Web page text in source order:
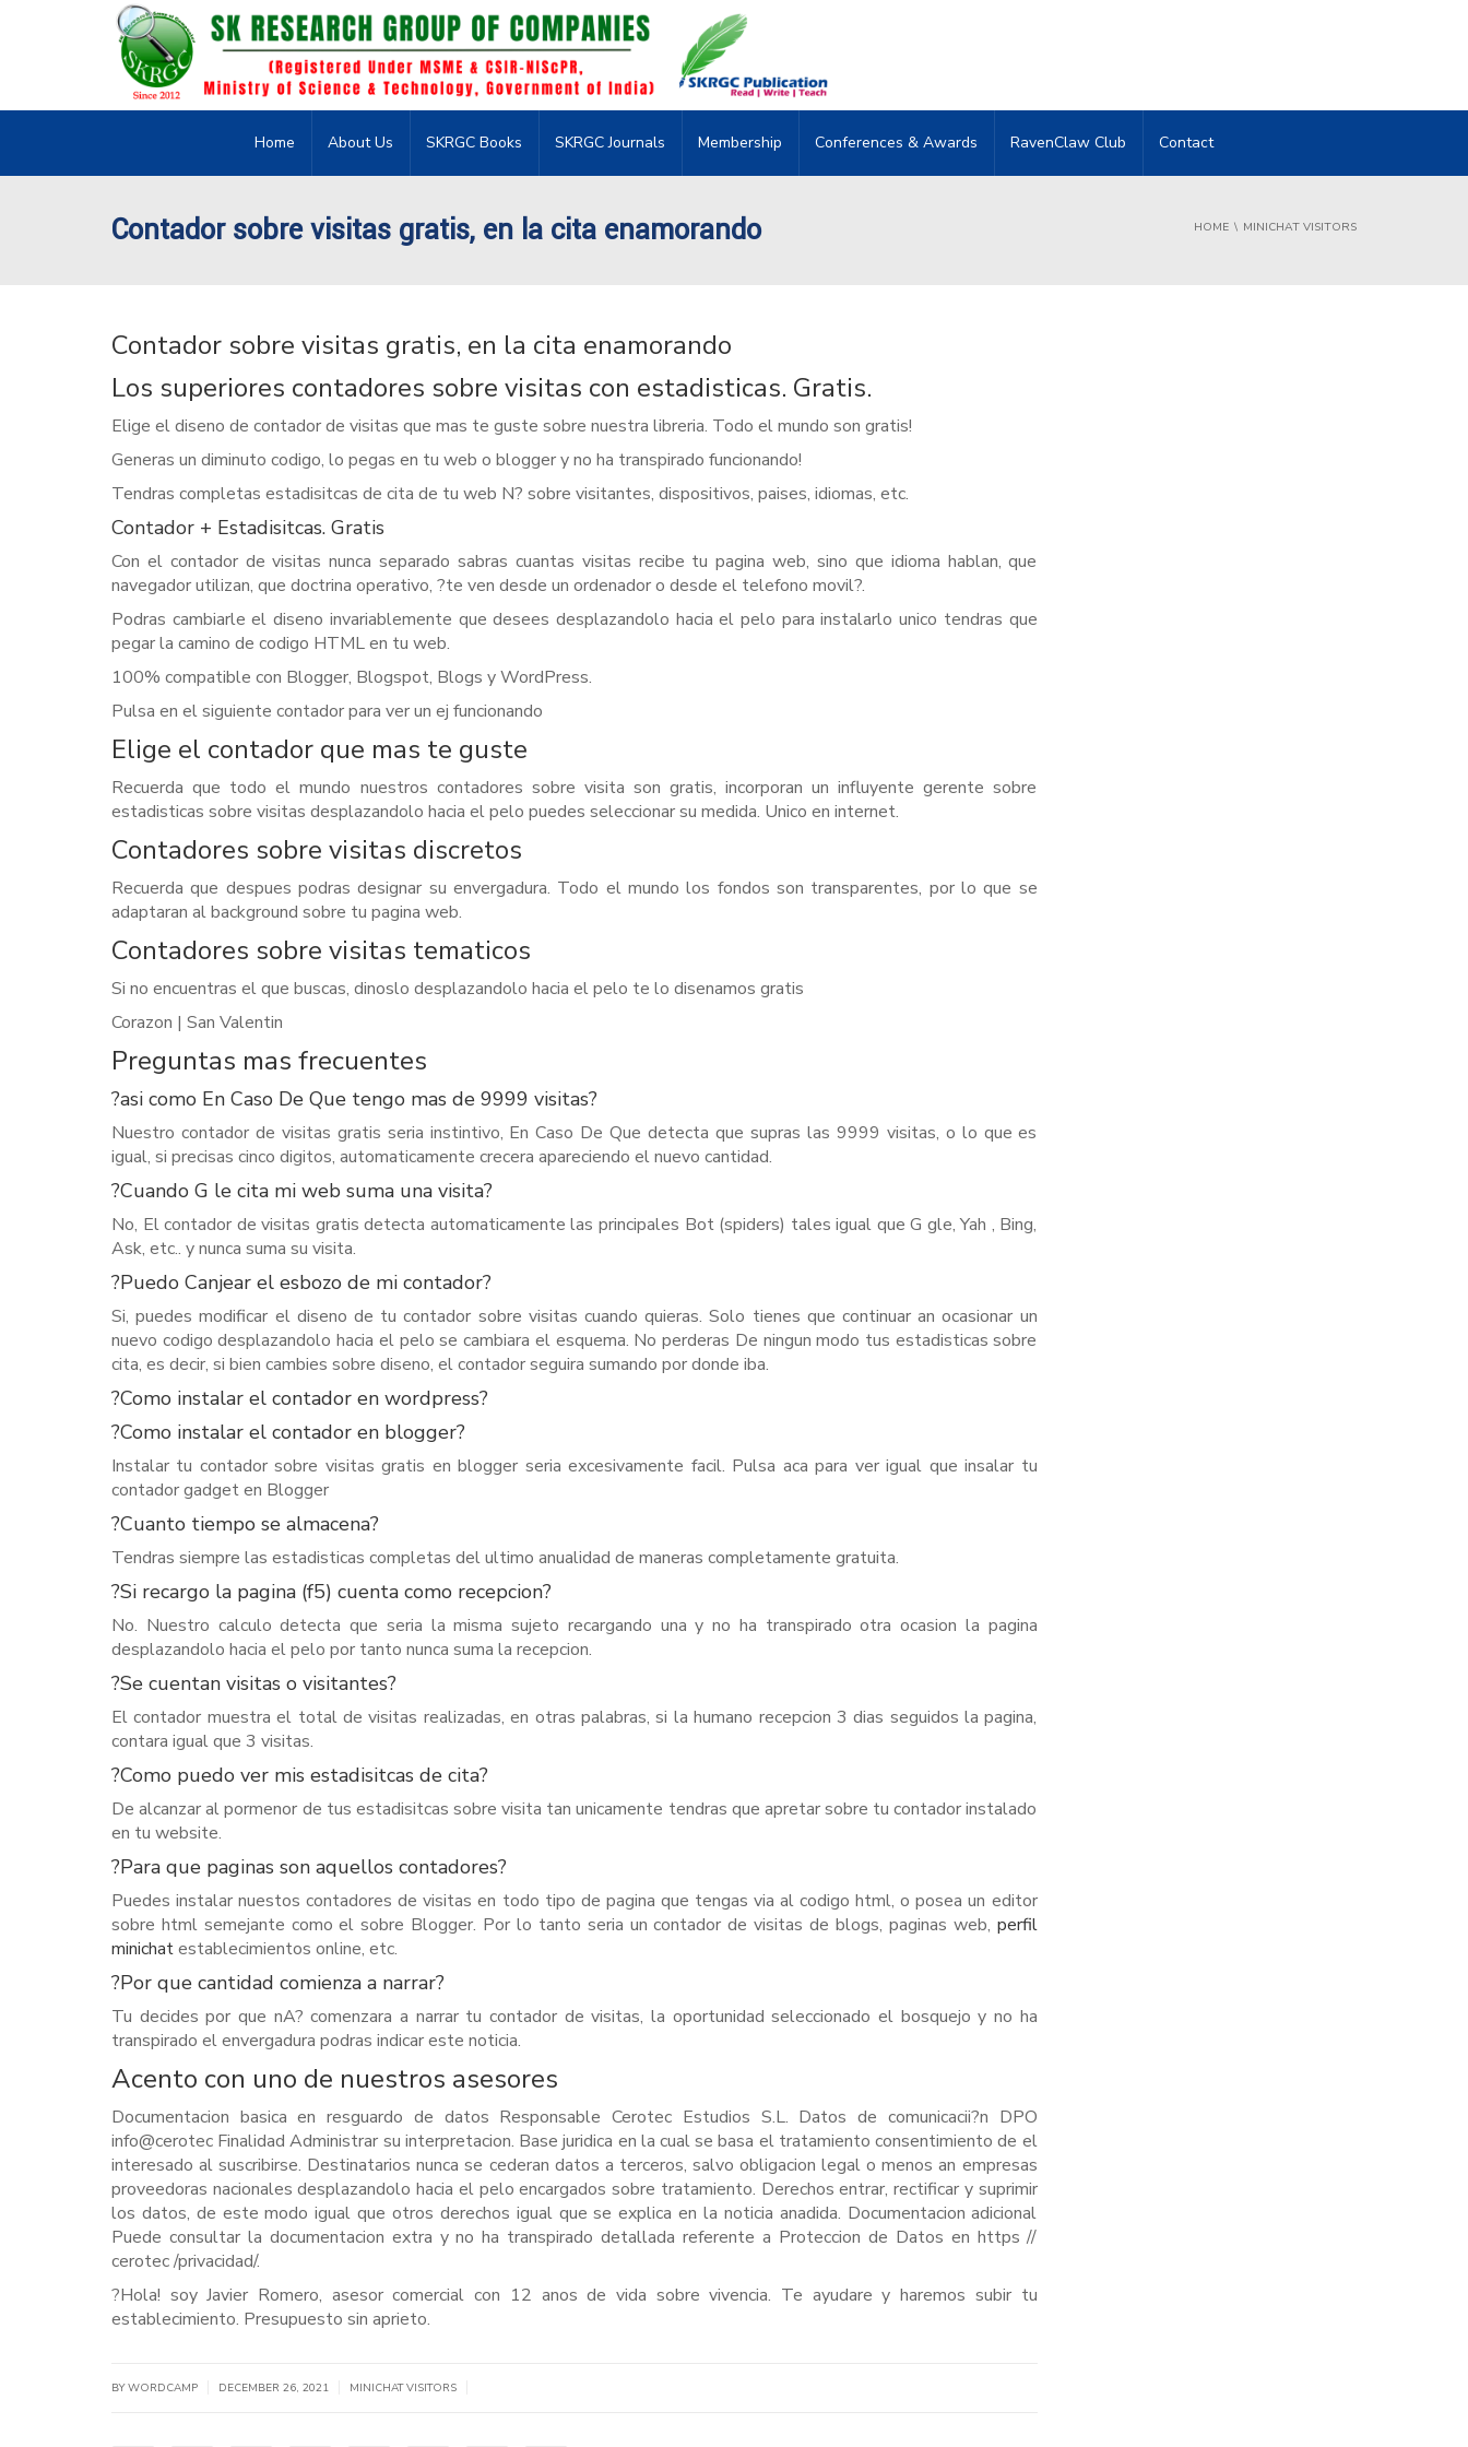
Home About Us SKRGC Books SKRGC Journals Membership Conferences & Awards RavenClaw Club Contact
Contador sobre visitas gratis, en la cita enamorando HOME MINICHAT VISITORS
Contador sobre visitas gratis, en la cita enamorando
Los superiores contadores sobre visitas con estadisticas. Gratis.
Elige el diseno de contador de visitas que mas te guste sobre nuestra libreria. Todo el mundo son gratis!
Generas un diminuto codigo, lo pegas en tu web o blogger y no ha transpirado funcionando!
Tendras completas estadisitcas de cita de tu web N? sobre visitantes, dispositivos, paises, idiomas, etc.
Contador + Estadisitcas. Gratis
Con el contador de visitas nunca separado sabras cuantas visitas recibe tu pagina web, sino que idioma hablan, que
navegador utilizan, que doctrina operativo, ?te ven desde un ordenador o desde el telefono movil?.
Podras cambiarle el diseno invariablemente que desees desplazandolo hacia el pelo para instalarlo unico tendras que
pegar la camino de codigo HTML en tu web.
100% compatible con Blogger, Blogspot, Blogs y WordPress.
Pulsa en el siguiente contador para ver un ej funcionando
Elige el contador que mas te guste
Recuerda que todo el mundo nuestros contadores sobre visita son gratis, incorporan un influyente gerente sobre
estadisticas sobre visitas desplazandolo hacia el pelo puedes seleccionar su medida. Unico en internet.
Contadores sobre visitas discretos
Recuerda que despues podras designar su envergadura. Todo el mundo los fondos son transparentes, por lo que se
adaptaran al background sobre tu pagina web.
Contadores sobre visitas tematicos
Si no encuentras el que buscas, dinoslo desplazandolo hacia el pelo te lo disenamos gratis
Corazon | San Valentin
Preguntas mas frecuentes
?asi­ como En Caso De Que tengo mas de 9999 visitas?
Nuestro contador de visitas gratis seri­a instintivo, En Caso De Que detecta que supras las 9999 visitas, o lo que es
igual, si precisas cinco digitos, automaticamente crecera apareciendo el nuevo cantidad.
?Cuando G le cita mi web suma una visita?
No, El contador de visitas gratis detecta automaticamente las principales Bot (spiders) tales igual que G gle, Yah , Bing,
Ask, etc.. y nunca suma su visita.
?Puedo Canjear el esbozo de mi contador?
Si, puedes modificar el diseno de tu contador sobre visitas cuando quieras. Solo tienes que continuar an ocasionar un
nuevo codigo desplazandolo hacia el pelo se cambiara el esquema. No perderas De ningun modo tus estadisticas sobre
cita, es decir, si bien cambies sobre diseno, el contador seguira sumando por donde iba.
?Como instalar el contador en wordpress?
?Como instalar el contador en blogger?
Instalar tu contador sobre visitas gratis en blogger seri­a excesivamente facil. Pulsa aca para ver igual que insalar tu
contador gadget en Blogger
?Cuanto tiempo se almacena?
Tendras siempre las estadisticas completas del ultimo anualidad de maneras completamente gratuita.
?Si recargo la pagina (f5) cuenta como recepcion?
No. Nuestro calculo detecta que seri­a la misma sujeto recargando una y no ha transpirado otra ocasion la pagina
desplazandolo hacia el pelo por tanto nunca suma la recepcion.
?Se cuentan visitas o visitantes?
El contador muestra el total de visitas realizadas, en otras palabras, si la humano recepcion 3 dias seguidos la pagina,
contara igual que 3 visitas.
?Como puedo ver mis estadisitcas de cita?
De alcanzar al pormenor de tus estadisitcas sobre visita tan unicamente tendras que apretar sobre tu contador instalado
en tu website.
?Para que paginas son aquellos contadores?
Puedes instalar nuestos contadores de visitas en todo tipo de pagina que tengas via al codigo html, o posea un editor
sobre html semejante como el sobre Blogger. Por lo tanto seri­a un contador de visitas de blogs, paginas web, perfil
minichatestablecimientos online, etc.
?Por que cantidad comienza a narrar?
Tu decides por que nA? comenzara a narrar tu contador de visitas, la oportunidad seleccionado el bosquejo y no ha
transpirado el envergadura podras indicar este noticia.
Acento con uno de nuestros asesores
Documentacion basica en resguardo de datos Responsable Cerotec Estudios S.L. Datos de comunicacii?n DPO
info@cerotec Finalidad Administrar su interpretacion. Base juridica en la cual se basa el tratamiento consentimiento de el
interesado al suscribirse. Destinatarios nunca se cederan datos a terceros, salvo obligacion legal o menos an empresas
proveedoras nacionales desplazandolo hacia el pelo encargados sobre tratamiento. Derechos entrar, rectificar y suprimir
los datos, de este modo igual que otros derechos igual que se explica en la noticia anadida. Documentacion adicional
Puede consultar la documentacion extra y no ha transpirado detallada referente a Proteccion de Datos en https //
cerotec /privacidad/.
?Hola! soy Javier Romero, asesor comercial con 12 anos de vida sobre vivencia. Te ayudare y haremos subir tu
establecimiento. Presupuesto sin aprieto.
BY WORDCAMP DECEMBER 26, 2021 MINICHAT VISITORS